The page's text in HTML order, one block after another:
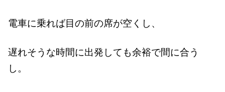
電車に乗れば目の前の席が空くし、
遅れそうな時間に出発しても余裕で間に合う
し。